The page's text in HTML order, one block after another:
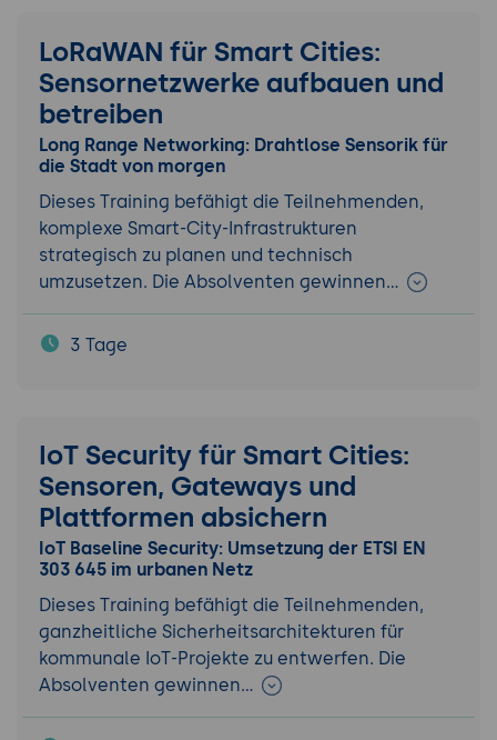
LoRaWAN für Smart Cities:
Sensornetzwerke aufbauen und
betreiben
Long Range Networking: Drahtlose Sensorik für
die Stadt von morgen
Dieses Training befähigt die Teilnehmenden,
komplexe Smart-City-Infrastrukturen
strategisch zu planen und technisch
umzusetzen. Die Absolventen gewinnen…
3 Tage
IoT Security für Smart Cities:
Sensoren, Gateways und
Plattformen absichern
IoT Baseline Security: Umsetzung der ETSI EN
303 645 im urbanen Netz
Dieses Training befähigt die Teilnehmenden,
ganzheitliche Sicherheitsarchitekturen für
kommunale IoT-Projekte zu entwerfen. Die
Absolventen gewinnen…